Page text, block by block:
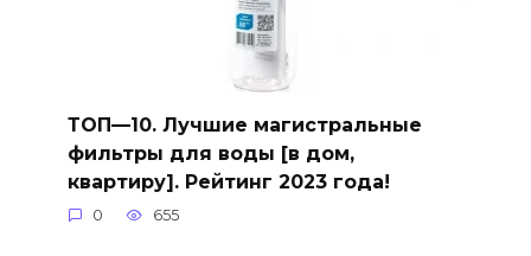
ТОП—10. Лучшие магистральные
фильтры для воды [в дом,
квартиру]. Рейтинг 2023 года!
0 655